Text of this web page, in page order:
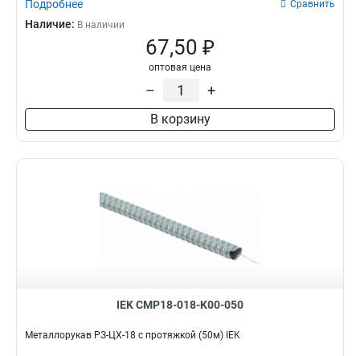
Подробнее Сравнить
Наличие: В наличии
67,50 ₽
оптовая цена
– +
В корзину
IEK CMP18-018-K00-050
Металлорукав РЗ-ЦХ-18 с протяжкой (50м) IEK